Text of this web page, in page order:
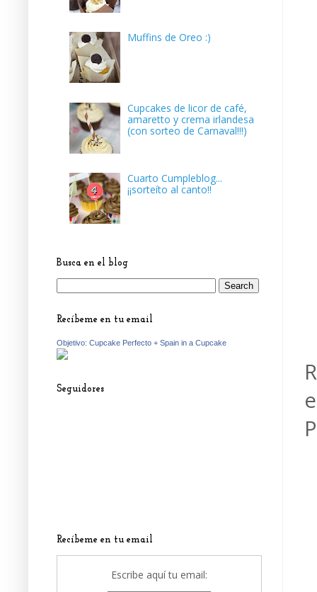
Muffins de Oreo :)
Cupcakes de licor de café,
amaretto y crema irlandesa
(con sorteo de Carnaval!!!)
Cuarto Cumpleblog...
¡¡sorteíto al canto!!
Busca en el blog
Recíbeme en tu email
Objetivo: Cupcake Perfecto + Spain in a Cupcake
Seguidores
Recíbeme en tu email
Escribe aquí tu email: